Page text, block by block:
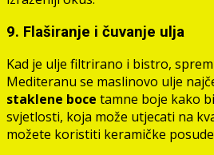
9. Flaširanje i čuvanje ulja
Kad je ulje filtrirano i bistro,
Mediteranu se maslinovo ulje
staklene boce tamne boje kako
svjetlosti, koja može utjecati na
možete koristiti keramičke